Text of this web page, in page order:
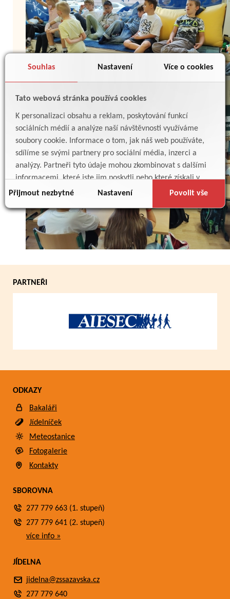
Souhlas Nastavení Více o cookies
Tato webová stránka používá cookies
K personalizaci obsahu a reklam, poskytování funkcí
sociálních médií a analýze naší návštěvnosti využíváme
soubory cookie. Informace o tom, jak náš web používáte,
sdílíme se svými partnery pro sociální média, inzerci a
analýzy. Partneři tyto údaje mohou zkombinovat s dalšími
informacemi, které jste jim poskytli nebo které získali v
důsledku toho, že používáte jejich služby.
Přijmout nezbytné Nastavení Povolit vše
Zpět
PARTNEŘI
ODKAZY
Bakaláři
Jídelníček
Meteostanice
Fotogalerie
Kontakty
SBOROVNA
277 779 663 (1. stupeň)
277 779 641 (2. stupeň)
více info »
JÍDELNA
jidelna@zssazavska.cz
277 779 640